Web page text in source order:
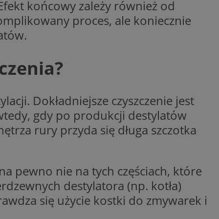
końcowy zależy również od
proces, ale koniecznie
Dokładniejsze czyszczenie jest
gdy po produkcji destylatów
rury przyda się długa szczotka
pewno nie na tych częściach, które
destylatora (np. kotła)
się użycie kostki do zmywarek i
sesji.
sesji.
sesji.
z witryny.
prywatności
przestrzeganie
z regulacjami
identyfikatora
przechowywania
do usług
użytkownik
lub reklamy.